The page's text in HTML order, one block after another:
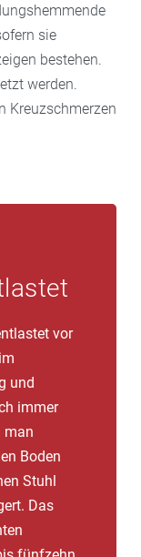
sie
bestehen.
werden.
Kreuzschmerzen
vor
und
immer
man
Boden
Stuhl
Das